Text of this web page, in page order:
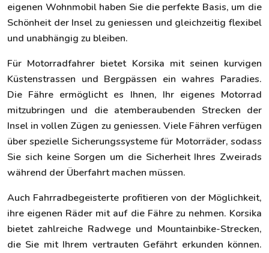
eigenen Wohnmobil haben Sie die perfekte Basis, um die
Schönheit der Insel zu geniessen und gleichzeitig flexibel
und unabhängig zu bleiben.
Für Motorradfahrer bietet Korsika mit seinen kurvigen
Küstenstrassen und Bergpässen ein wahres Paradies.
Die Fähre ermöglicht es Ihnen, Ihr eigenes Motorrad
mitzubringen und die atemberaubenden Strecken der
Insel in vollen Zügen zu geniessen. Viele Fähren verfügen
über spezielle Sicherungssysteme für Motorräder, sodass
Sie sich keine Sorgen um die Sicherheit Ihres Zweirads
während der Überfahrt machen müssen.
Auch Fahrradbegeisterte profitieren von der Möglichkeit,
ihre eigenen Räder mit auf die Fähre zu nehmen. Korsika
bietet zahlreiche Radwege und Mountainbike-Strecken,
die Sie mit Ihrem vertrauten Gefährt erkunden können.